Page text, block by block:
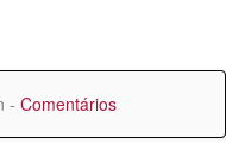
- Comentários